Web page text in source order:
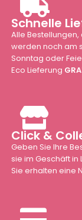
Schnelle
Alle
werden noch am
Sonntag oder
Eco Lieferung
Click &
Geben Sie Ihre
sie im Geschäft in
Sie erhalten eine